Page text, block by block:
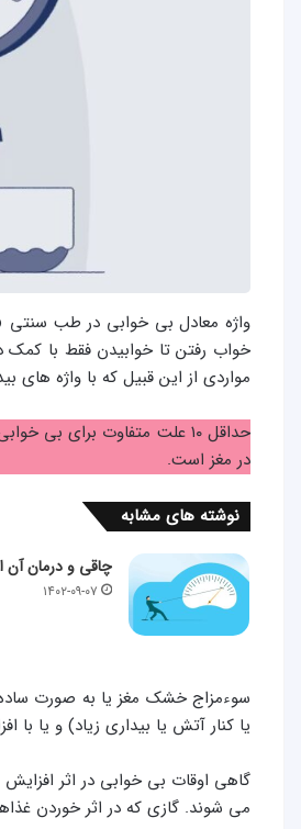
واژه معادل بی خوابی در طب سنتی
خواب رفتن تا خوابیدن فقط با کمک
مواردی از این قبیل که با واژه­
حداقل ۱۰ علت متفاوت
در مغز است.
نوشته های مشابه
چاقی و درمان آن
۱۴۰۲-۰۹-۰۷
سوءمزاج خشک مغز یا به صورت ساده
یا کنار آتش یا بیداری زیاد) و یا
گاهی اوقات بی خوابی در اثر
می­ شوند. گازی که در اثر خوردن